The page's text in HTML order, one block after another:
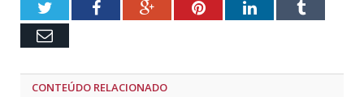
TwitterFacebookGoogle+PinterestLinkedInTumblr
Email
CONTEÚDO RELACIONADO